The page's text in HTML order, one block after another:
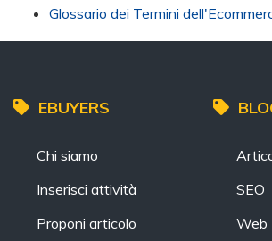
Glossario dei Termini
EBUYERS
Chi siamo
Inserisci attività
Proponi articolo
SEO
Web